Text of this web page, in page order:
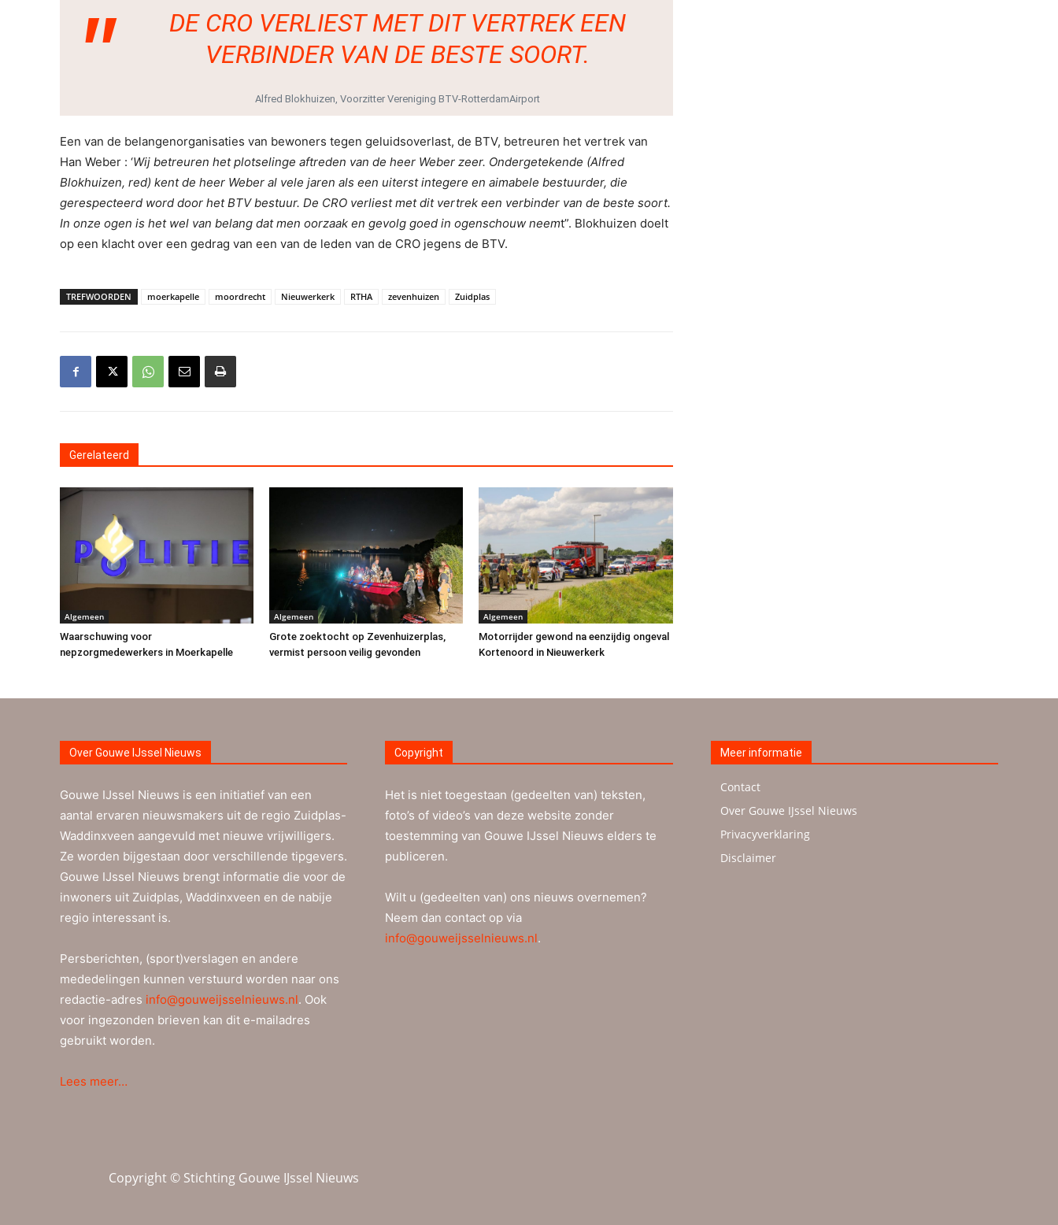
DE CRO VERLIEST MET DIT VERTREK EEN
VERBINDER VAN DE BESTE SOORT.
Alfred Blokhuizen, Voorzitter Vereniging BTV-RotterdamAirport
Een van de belangenorganisaties van bewoners tegen geluidsoverlast, de BTV, betreuren het vertrek van
Han Weber : ‘Wij betreuren het plotselinge aftreden van de heer Weber zeer. Ondergetekende (Alfred
Blokhuizen, red) kent de heer Weber al vele jaren als een uiterst integere en aimabele bestuurder, die
gerespecteerd word door het BTV bestuur. De CRO verliest met dit vertrek een verbinder van de beste soort.
In onze ogen is het wel van belang dat men oorzaak en gevolg goed in ogenschouw neemt”. Blokhuizen doelt
op een klacht over een gedrag van een van de leden van de CRO jegens de BTV.
TREFWOORDEN moerkapelle moordrecht Nieuwerkerk RTHA zevenhuizen Zuidplas
Gerelateerd
Algemeen
Waarschuwing voor
nepzorgmedewerkers in Moerkapelle
Algemeen
Grote zoektocht op Zevenhuizerplas,
vermist persoon veilig gevonden
Algemeen
Motorrijder gewond na eenzijdig ongeval
Kortenoord in Nieuwerkerk
Over Gouwe IJssel Nieuws
Gouwe IJssel Nieuws is een initiatief van een
aantal ervaren nieuwsmakers uit de regio Zuidplas-
Waddinxveen aangevuld met nieuwe vrijwilligers.
Ze worden bijgestaan door verschillende tipgevers.
Gouwe IJssel Nieuws brengt informatie die voor de
inwoners uit Zuidplas, Waddinxveen en de nabije
regio interessant is.
Persberichten, (sport)verslagen en andere
mededelingen kunnen verstuurd worden naar ons
redactie-adres info@gouweijsselnieuws.nl. Ook
voor ingezonden brieven kan dit e-mailadres
gebruikt worden.
Lees meer…
Copyright
Het is niet toegestaan (gedeelten van) teksten,
foto’s of video’s van deze website zonder
toestemming van Gouwe IJssel Nieuws elders te
publiceren.
Wilt u (gedeelten van) ons nieuws overnemen?
Neem dan contact op via
info@gouweijsselnieuws.nl.
Meer informatie
Contact
Over Gouwe IJssel Nieuws
Privacyverklaring
Disclaimer
Copyright © Stichting Gouwe IJssel Nieuws